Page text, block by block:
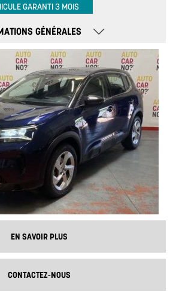
GARANTI 3 MOIS
GÉNÉRALES
EN SAVOIR PLUS
CONTACTEZ-NOUS